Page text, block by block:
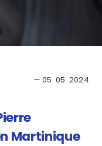
— 05. 05. 2024
Martinique